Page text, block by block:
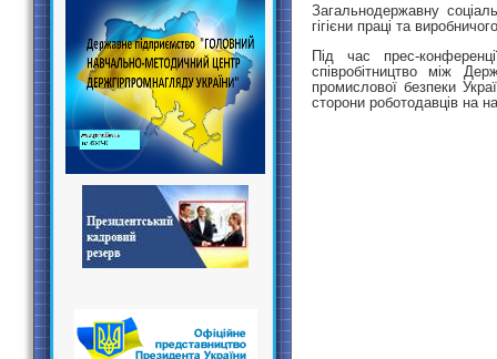
Загальнодержавну
гігієни праці та
Під час прес-
співробітництво між
промислової безпеки
сторони роботодавців на